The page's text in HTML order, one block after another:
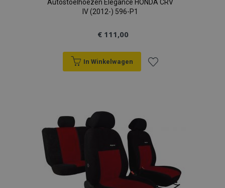
Autostoelhoezen Elegance HONDA CRV
IV (2012-) 596-P1
€ 111,00
In Winkelwagen
aan
verlanglijst